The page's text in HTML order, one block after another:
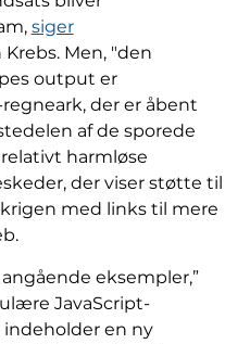
siger
Men, "den
output er
der er åbent
af de sporede
harmløse
der viser støtte til
med links til mere
eksempler,”
JavaScript-
en ny